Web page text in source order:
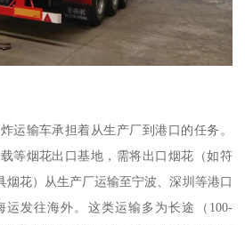
运输车承担着从生产厂到港口的任务。
等烟花出口基地，需将出口烟花（如符
烟花）从生产厂运输至宁波、深圳等港口
运发往海外。这类运输多为长途（100-